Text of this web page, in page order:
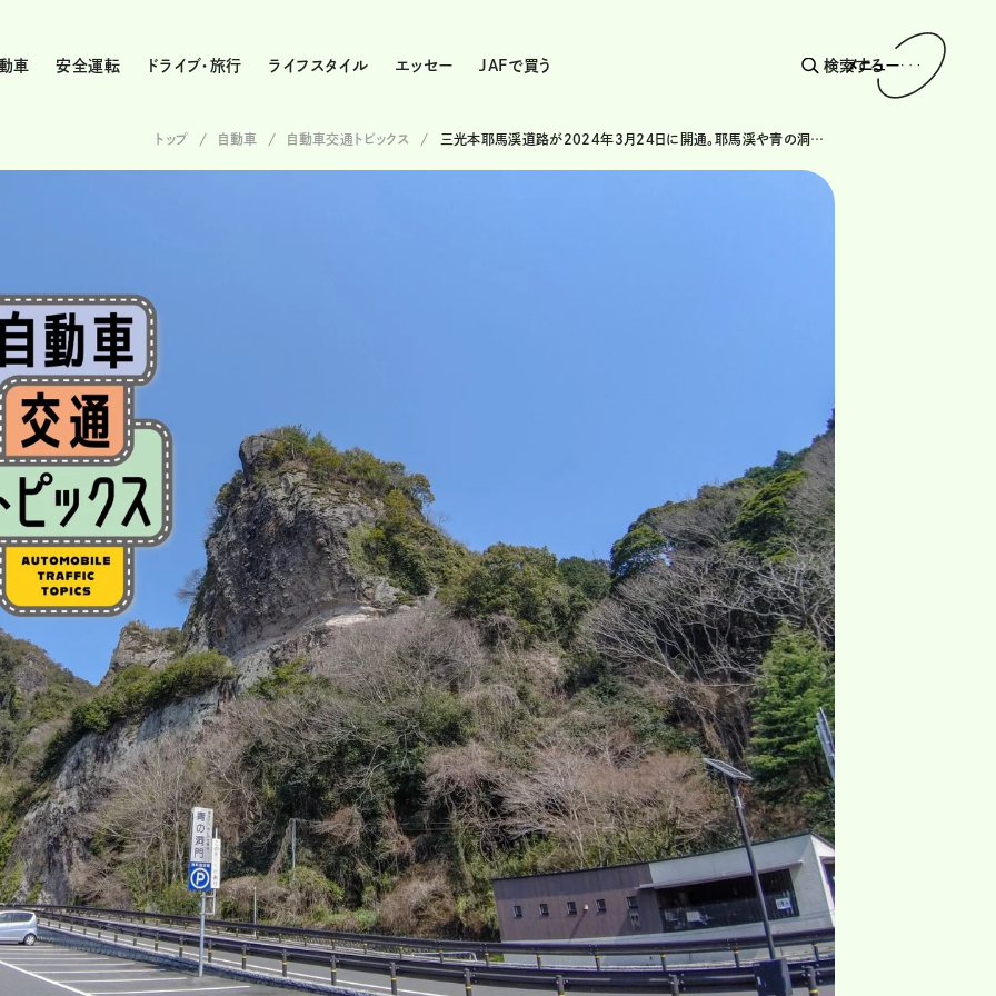
車 安全運転 ドライブ・旅行 ライフスタイル エッセー JAFで買う 検索する
メニュー
トップ 自動車 自動車交通トピックス 三光本耶馬渓道路が2024年3月24日に開通。耶馬渓や青の洞門へのアクセス向上に期待！